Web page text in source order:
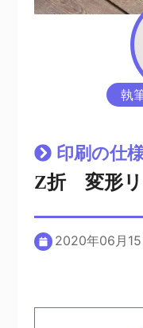
執
印刷の仕
Z折 変形リ
2020年06月15